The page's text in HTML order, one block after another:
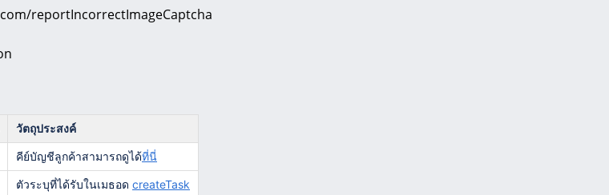
reportIncorrectImageCaptcha
วัตถุประสงค์
คีย์บัญชีลูกค้าสามารถดูได้ที่นี่
ตัวระบุที่ได้รับในเมธอด createTask